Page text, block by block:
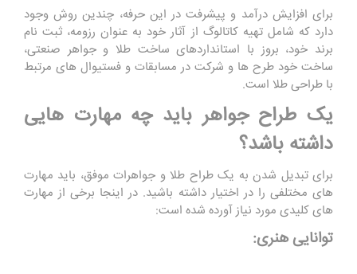
برای افزایش درآمد و پیشرفت در این حرفه، چندین روش وجود
دارد که شامل تهیه کاتالوگ از آثار خود به عنوان رزومه، ثبت نام
برند خود، بروز با استانداردهای ساخت طلا و جواهر صنعتی،
ساخت خود طرح ‌ها و شرکت در مسابقات و فستیوال‌ های مرتبط
با طراحی طلا است.
یک طراح جواهر باید چه مهارت هایی
داشته باشد؟
برای تبدیل شدن به یک طراح طلا و جواهرات موفق، باید مهارت
های مختلفی را در اختیار داشته باشید. در اینجا برخی از مهارت
های کلیدی مورد نیاز آورده شده است:
توانایی هنری: